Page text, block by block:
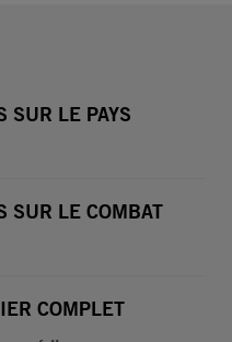
SUR LE PAYS
SUR LE COMBAT
COMPLET